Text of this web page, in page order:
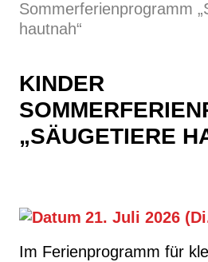
Sommerferienprogramm
hautnah“
KINDER
„SÄUGETIERE
21. Juli 2026
Im Ferienprogramm für